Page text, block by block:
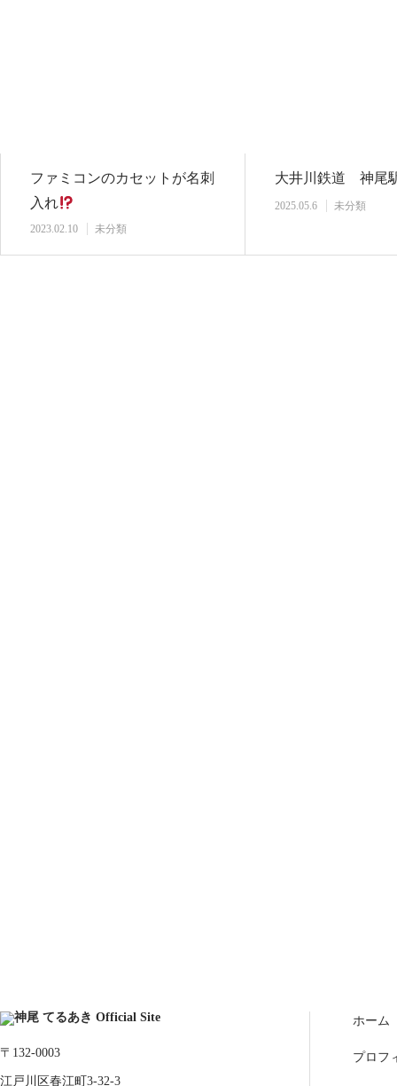
ファミコンのカセットが名刺
入れ
2023.02.10 未分類
大井川鉄道 神尾
2025.05.6 未分類
〒132-0003
江戸川区春江町3-32-3
ホーム
プロフ